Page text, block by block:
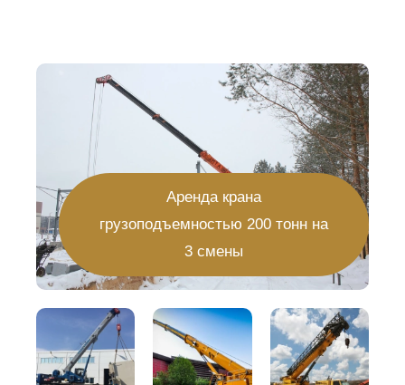
Аренда крана
грузоподъемностью 200 тонн на
3 смены